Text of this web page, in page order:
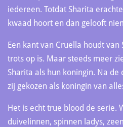
iedereen. Totdat Sharita
kwaad hoort en dan gelooft
Een kant van Cruella houdt
trots op is. Maar steeds meer
Sharita als hun koningin. Na
zij gekozen als koningin van
Het is echt true blood de serie.
duivelinnen, spinnen ladys,